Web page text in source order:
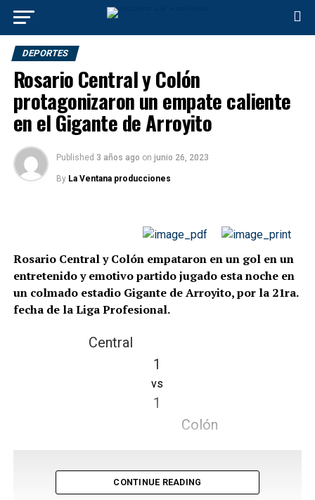
DEPORTES
Rosario Central y Colón
protagonizaron un empate caliente
en el Gigante de Arroyito
Published 3 años ago on junio 26, 2023
By La Ventana producciones
Rosario Central y Colón empataron en un gol en un
entretenido y emotivo partido jugado esta noche en
un colmado estadio Gigante de Arroyito, por la 21ra.
fecha de la Liga Profesional.
Central
1
vs
1
Colón
CONTINUE READING